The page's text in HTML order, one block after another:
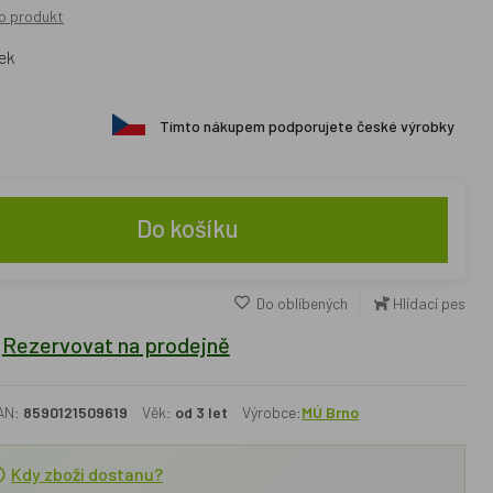
produkt
Tímto nákupem podporujete české výrobky
Do košíku
Do oblíbených Hlídací pes
Rezervovat na prodejně
8590121509619 Věk: od 3 let Výrobce:MÚ Brno
Kdy zboží dostanu?